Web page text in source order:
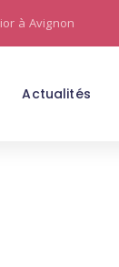
à Avignon
Actualités